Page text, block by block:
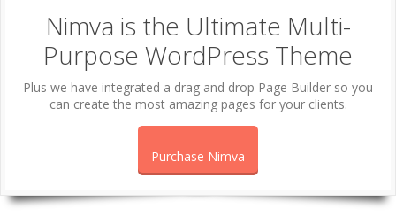
Nimva is the Ultimate Multi-
Purpose WordPress Theme
Plus we have integrated a drag and drop Page Builder so you
can create the most amazing pages for your clients.
Purchase Nimva